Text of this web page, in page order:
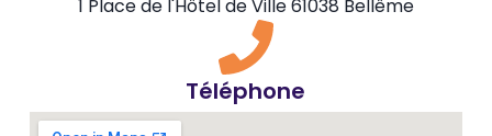
1 Place de l'Hôtel de Ville 61038 Bellême
Téléphone